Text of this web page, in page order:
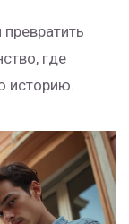
где
историю.